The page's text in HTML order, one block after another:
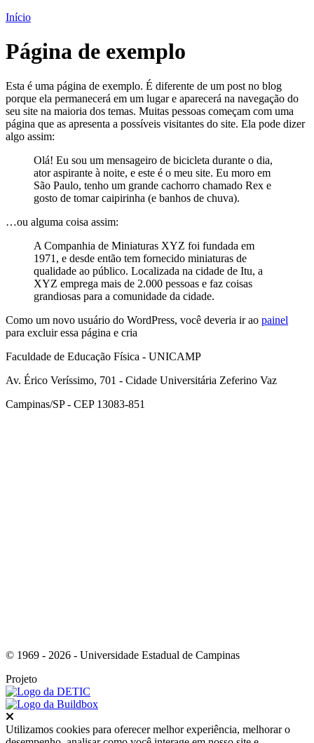
Início
Página de exemplo
Esta é uma página de exemplo. É diferente de um post no blog
porque ela permanecerá em um lugar e aparecerá na navegação do
seu site na maioria dos temas. Muitas pessoas começam com uma
página que as apresenta a possíveis visitantes do site. Ela pode dizer
algo assim:
Olá! Eu sou um mensageiro de bicicleta durante o dia,
ator aspirante à noite, e este é o meu site. Eu moro em
São Paulo, tenho um grande cachorro chamado Rex e
gosto de tomar caipirinha (e banhos de chuva).
…ou alguma coisa assim:
A Companhia de Miniaturas XYZ foi fundada em
1971, e desde então tem fornecido miniaturas de
qualidade ao público. Localizada na cidade de Itu, a
XYZ emprega mais de 2.000 pessoas e faz coisas
grandiosas para a comunidade da cidade.
Como um novo usuário do WordPress, você deveria ir ao painel
para excluir essa página e cria
Faculdade de Educação Física - UNICAMP
Av. Érico Veríssimo, 701 - Cidade Universitária Zeferino Vaz
Campinas/SP - CEP 13083-851
© 1969 - 2026 - Universidade Estadual de Campinas
Projeto
Utilizamos cookies para oferecer melhor experiência, melhorar o